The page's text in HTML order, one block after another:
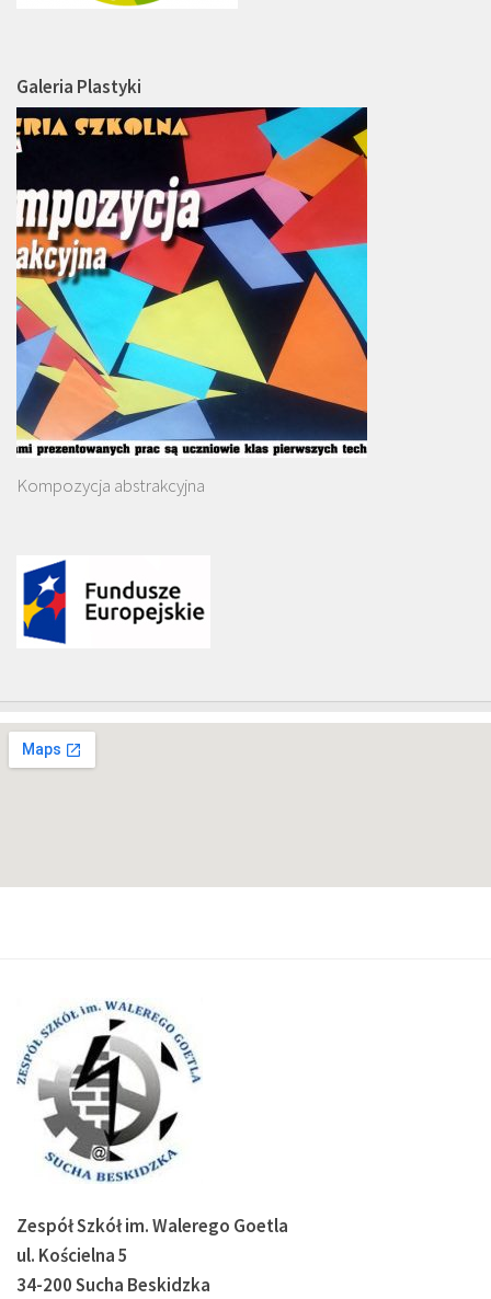
Galeria Plastyki
Kompozycja abstrakcyjna
Zespół Szkół im. Walerego Goetla
ul. Kościelna 5
34-200 Sucha Beskidzka